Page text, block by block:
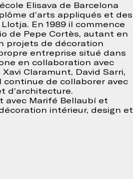
Elisava de Barcelona
d’arts appliqués et des
En 1989 il commence
de Pepe Cortès, autant en
projets de décoration
entreprise situé dans
en collaboration avec
Claramunt, David Sarri,
continue de collaborer avec
d’architecture.
avec Marifé Bellaubí et
intérieur, design et